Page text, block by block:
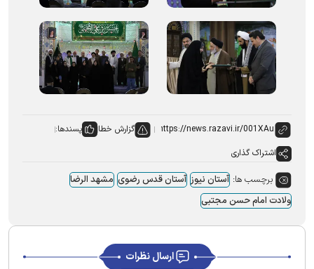
گزارش خطا
پسندها:
اشتراک گذاری
برچسب ها: آستان نیوز آستان قدس رضوی مشهد الرضا
ولادت امام حسن مجتبی
ارسال نظرات